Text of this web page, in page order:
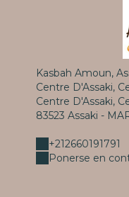
Kasbah Amoun,
Centre D'Assaki,
Centre D'Assaki,
83523 Assaki -
+212660191791
Ponerse en